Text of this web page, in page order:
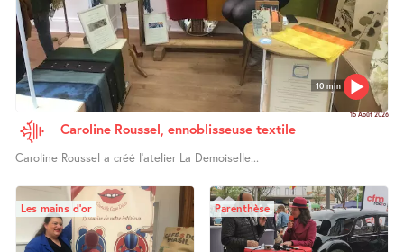
10 min
15 Août 2026
Caroline Roussel, ennoblisseuse textile
Caroline Roussel a créé l’atelier La Demoiselle...
Les mains d’or Parenthèse